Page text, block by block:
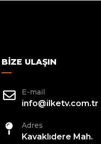
BIZE ULAŞIN
E-mail
info@ilketv.com.tr
Adres
Kavaklıdere Mah.